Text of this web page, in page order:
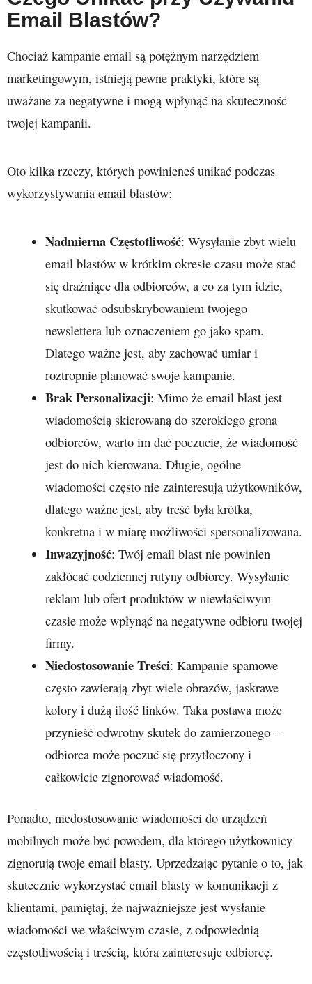
Email Blastów?
Chociaż kampanie email są potężnym narzędziem
marketingowym, istnieją pewne praktyki, które są
uważane za negatywne i mogą wpłynąć na skuteczność
twojej kampanii.
Oto kilka rzeczy, których powinieneś unikać podczas
wykorzystywania email blastów:
Nadmierna Częstotliwość: Wysyłanie zbyt wielu
email blastów w krótkim okresie czasu może stać
się drażniące dla odbiorców, a co za tym idzie,
skutkować odsubskrybowaniem twojego
newslettera lub oznaczeniem go jako spam.
Dlatego ważne jest, aby zachować umiar i
roztropnie planować swoje kampanie.
Brak Personalizacji: Mimo że email blast jest
wiadomością skierowaną do szerokiego grona
odbiorców, warto im dać poczucie, że wiadomość
jest do nich kierowana. Długie, ogólne
wiadomości często nie zainteresują użytkowników,
dlatego ważne jest, aby treść była krótka,
konkretna i w miarę możliwości spersonalizowana.
Inwazyjność: Twój email blast nie powinien
zakłócać codziennej rutyny odbiorcy. Wysyłanie
reklam lub ofert produktów w niewłaściwym
czasie może wpłynąć na negatywne odbioru twojej
firmy.
Niedostosowanie Treści: Kampanie spamowe
często zawierają zbyt wiele obrazów, jaskrawe
kolory i dużą ilość linków. Taka postawa może
przynieść odwrotny skutek do zamierzonego –
odbiorca może poczuć się przytłoczony i
całkowicie zignorować wiadomość.
Ponadto, niedostosowanie wiadomości do urządzeń
mobilnych może być powodem, dla którego użytkownicy
zignorują twoje email blasty. Uprzedzając pytanie o to, jak
skutecznie wykorzystać email blasty w komunikacji z
klientami, pamiętaj, że najważniejsze jest wysłanie
wiadomości we właściwym czasie, z odpowiednią
częstotliwością i treścią, która zainteresuje odbiorcę.